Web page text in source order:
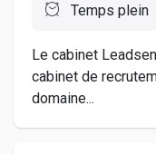
Temps plein
Le cabinet
cabinet de
domaine...